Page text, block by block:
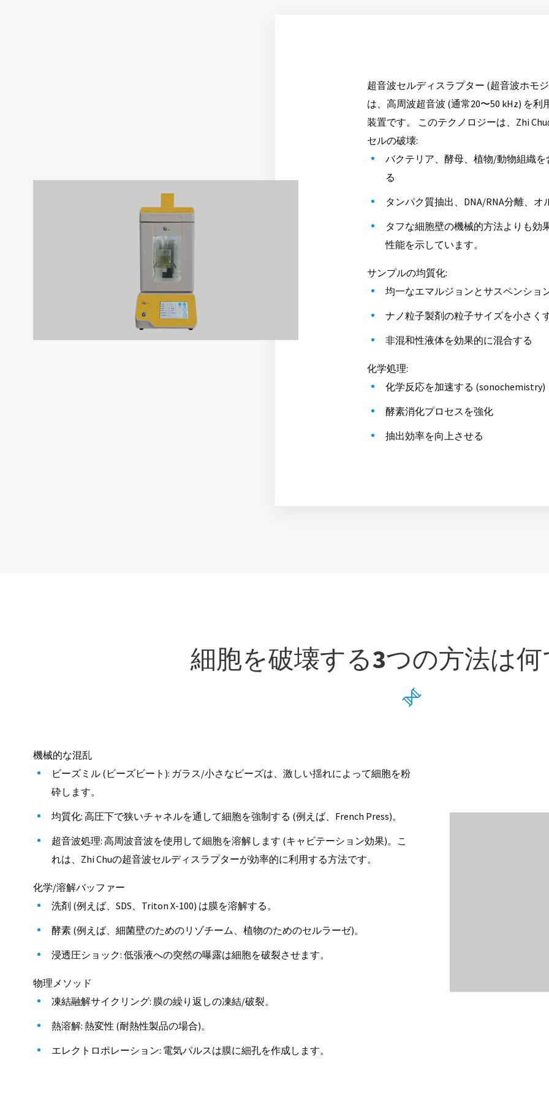
超音波セルディスラプター (超音波ホモ
は、高周波超音波 (通常20〜50 kHz) を
装置です。 このテクノロジーは、Zhi
セルの破壊:
バクテリア、酵母、植物/動物組織
る
タンパク質抽出、DNA/RNA分離、
タフな細胞壁の機械的方法よりも効
性能を示しています。
サンプルの均質化:
均一なエマルジョンとサスペンショ
ナノ粒子製剤の粒子サイズを小さく
非混和性液体を効果的に混合する
化学処理:
化学反応を加速する (sonochemistry)
酵素消化プロセスを強化
抽出効率を向上させる
細胞を破壊する3つの方法は

機械的な混乱
ビーズミル (ビーズビート): ガラス/小さなビーズは、激しい揺れによって細胞を粉
砕します。
均質化: 高圧下で狭いチャネルを通して細胞を強制する (例えば、French Press)。
超音波処理: 高周波音波を使用して細胞を溶解します (キャビテーション効果)。こ
れは、Zhi Chuの超音波セルディスラプターが効率的に利用する方法です。
化学/溶解バッファー
洗剤 (例えば、SDS、Triton X-100) は膜を溶解する。
酵素 (例えば、細菌壁のためのリゾチーム、植物のためのセルラーゼ)。
浸透圧ショック: 低張液への突然の曝露は細胞を破裂させます。
物理メソッド
凍結融解サイクリング: 膜の繰り返しの凍結/破裂。
熱溶解: 熱変性 (耐熱性製品の場合)。
エレクトロポレーション: 電気パルスは膜に細孔を作成します。